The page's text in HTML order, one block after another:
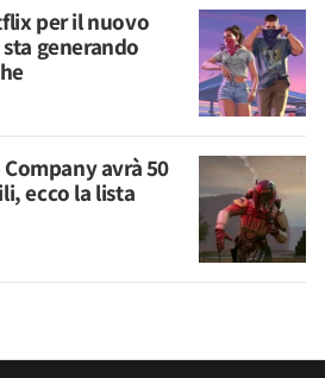
per il nuovo
generando
avrà 50
ecco la lista